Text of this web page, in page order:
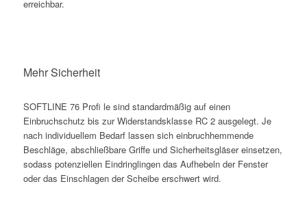
erreichbar.
Mehr Sicherheit
SOFTLINE 76 Profi le sind standardmäßig auf einen
Einbruchschutz bis zur Widerstandsklasse RC 2 ausgelegt. Je
nach individuellem Bedarf lassen sich einbruchhemmende
Beschläge, abschließbare Griffe und Sicherheitsgläser einsetzen,
sodass potenziellen Eindringlingen das Aufhebeln der Fenster
oder das Einschlagen der Scheibe erschwert wird.